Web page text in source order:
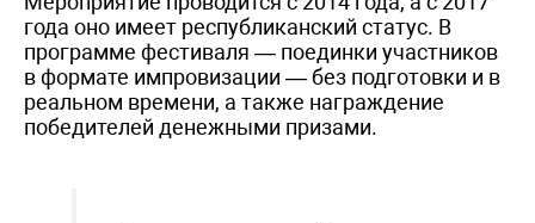
года оно имеет республиканский статус. В
программе фестиваля — поединки участников
в формате импровизации — без подготовки и в
реальном времени, а также награждение
победителей денежными призами.